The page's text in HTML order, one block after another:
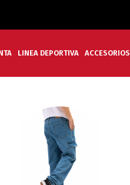
LINEA DEPORTIVA ACCESORIOS